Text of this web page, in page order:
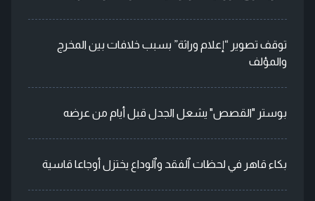
توقف تصوير “إعلام وراثة” بسبب خلافات بين المخرج
والمؤلف
بوستر "القصص" يشعل الجدل قبل أيام من عرضه
بكاء قاهر في لحظات ٱلفقد وٱلوداع يختزل أوجاعا قاسية